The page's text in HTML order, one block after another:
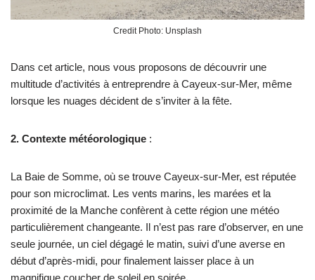
Credit Photo: Unsplash
Dans cet article, nous vous proposons de découvrir une
multitude d’activités à entreprendre à Cayeux-sur-Mer, même
lorsque les nuages décident de s’inviter à la fête.
2. Contexte météorologique :
La Baie de Somme, où se trouve Cayeux-sur-Mer, est réputée
pour son microclimat. Les vents marins, les marées et la
proximité de la Manche confèrent à cette région une météo
particulièrement changeante. Il n’est pas rare d’observer, en une
seule journée, un ciel dégagé le matin, suivi d’une averse en
début d’après-midi, pour finalement laisser place à un